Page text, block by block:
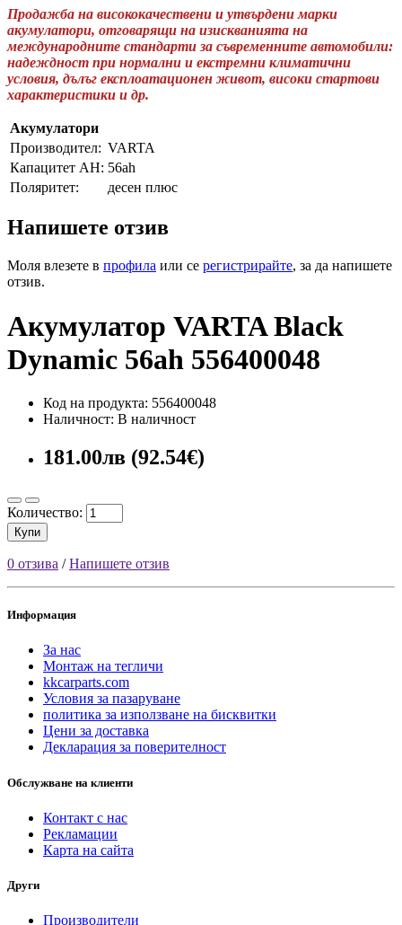
Продажба на висококачествени и утвърдени марки
акумулатори, отговарящи на изискванията на
международните стандарти за съвременните автомобили:
надеждност при нормални и екстремни климатични
условия, дълъг експлоатационен живот, високи стартови
характеристики и др.
Акумулатори
Производител: VARTA
Капацитет AH: 56ah
Поляритет:
десен плюс
Напишете отзив
Моля влезете в профила или се регистрирайте, за да напишете
отзив.
Акумулатор VARTA Black
Dynamic 56ah 556400048
Код на продукта: 556400048
Наличност: В наличност
181.00лв (92.54€)
Количество:
Купи
0 отзива /Напишете отзив
Информация
За нас
Монтаж на тегличи
kkcarparts.com
Условия за пазаруване
политика за използване на бисквитки
Цени за доставка
Декларация за поверителност
Обслужване на клиенти
Контакт с нас
Рекламации
Карта на сайта
Други
Производители